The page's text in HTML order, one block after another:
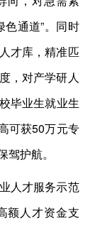
色通道”。同时
才库，精准匹
，对产学研人
毕业生就业生
可获50万元专
护航。
人才服务示范
额人才资金支